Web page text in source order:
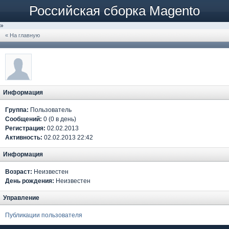
Российская сборка Magento
»
« На главную
Информация
Группа: Пользователь
Сообщений: 0 (0 в день)
Регистрация: 02.02.2013
Активность: 02.02.2013 22:42
Информация
Возраст: Неизвестен
День рождения: Неизвестен
Управление
Публикации пользователя